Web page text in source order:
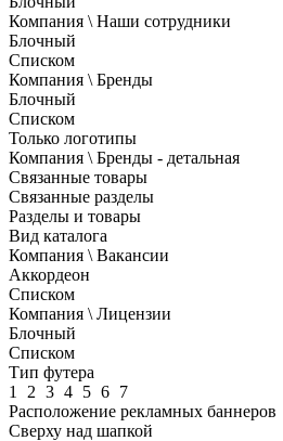
Компания \ Наши сотрудники
Блочный
Списком
Компания \ Бренды
Блочный
Списком
Только логотипы
Компания \ Бренды - детальная
Связанные товары
Связанные разделы
Разделы и товары
Вид каталога
Компания \ Вакансии
Аккордеон
Списком
Компания \ Лицензии
Блочный
Списком
Тип футера
1
2 3 4 5 6 7
Расположение рекламных баннеров
Сверху над шапкой